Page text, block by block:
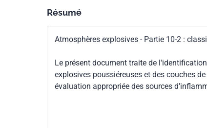
Indice de
Numéro de tirage 1 - octobre 2009
Résumé
Atmosphères explosives - Partie 10-2 :
Le présent document traite de
explosives poussiéreuses et des couches
évaluation appropriée des sources